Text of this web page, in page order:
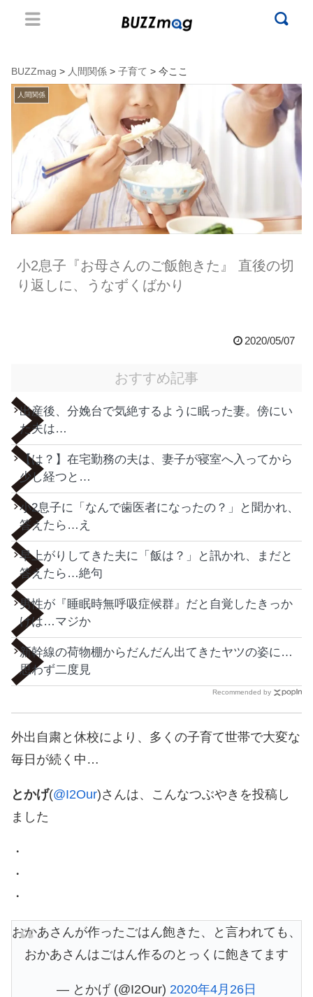
BUZZmag > 人間関係 > 子育て > 今ここ
人間関係
小2息子『お母さんのご飯飽きた』 直後の切
り返しに、うなずくばかり
2020/05/07
おすすめ記事
出産後、分娩台で気絶するように眠った妻。傍にい
た夫は…
【は？】在宅勤務の夫は、妻子が寝室へ入ってから
少し経つと…
小2息子に「なんで歯医者になったの？」と聞かれ、
答えたら…え
早上がりしてきた夫に「飯は？」と訊かれ、まだと
答えたら…絶句
男性が『睡眠時無呼吸症候群』だと自覚したきっか
けは…マジか
新幹線の荷物棚からだんだん出てきたヤツの姿に…
思わず二度見
Recommended by
外出自粛と休校により、多くの子育て世帯で大変な
毎日が続く中…
とかげ(@I2Our)さんは、こんなつぶやきを投稿し
ました
・
・
・
おかあさんが作ったごはん飽きた、と言われても、
おかあさんはごはん作るのとっくに飽きてます
— とかげ (@I2Our) 2020年4月26日